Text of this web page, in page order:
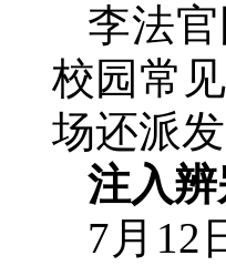
李法
校园常
场还派
注入
7月12